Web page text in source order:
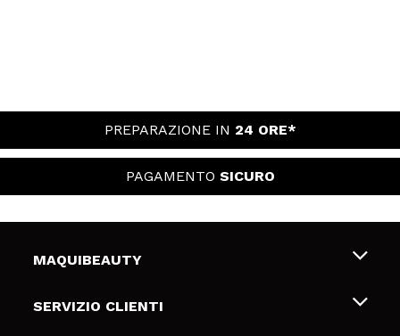
PREPARAZIONE IN 24 ORE*
PAGAMENTO SICURO
MAQUIBEAUTY
Chi siamo
SERVIZIO CLIENTI